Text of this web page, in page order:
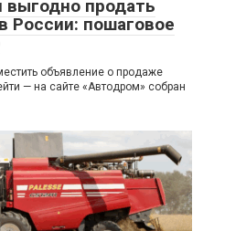
выгодно продать
России: пошаговое
объявление о продаже
— на сайте «Автодром» собран